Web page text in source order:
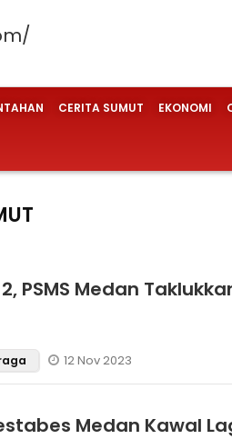
CERITA SUMUT EKONOMI
PSMS Medan
12 Nov 2023
Medan Kawal